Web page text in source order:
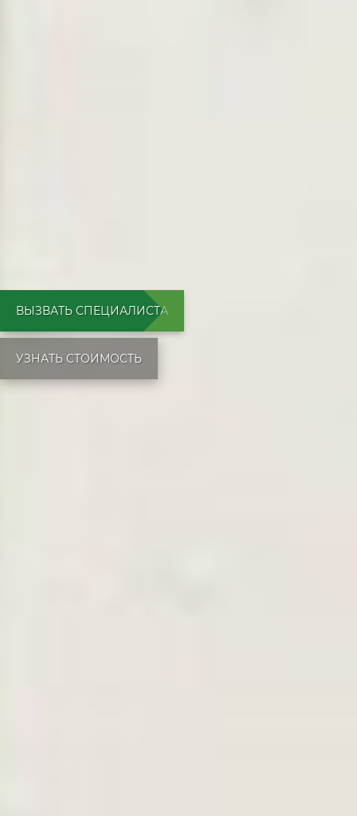
ВЫЗВАТЬ СПЕЦИАЛИСТА
УЗНАТЬ СТОИМОСТЬ